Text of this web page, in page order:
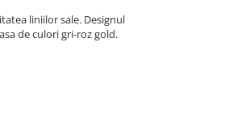
liniilor sale. Designul
de culori gri-roz gold.